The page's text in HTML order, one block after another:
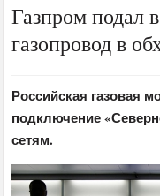
Газпром подал
газопровод в
Российская газовая
подключение
сетям.